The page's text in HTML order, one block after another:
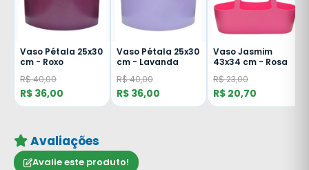
Vaso Pétala 25x30
cm - Roxo
R$ 40,00
R$ 36,00
Vaso Pétala 25x30
cm - Lavanda
R$ 40,00
R$ 36,00
Vaso Jasmim
43x34 cm - Rosa
R$ 23,00
R$ 20,70
Avaliações
Avalie este produto!